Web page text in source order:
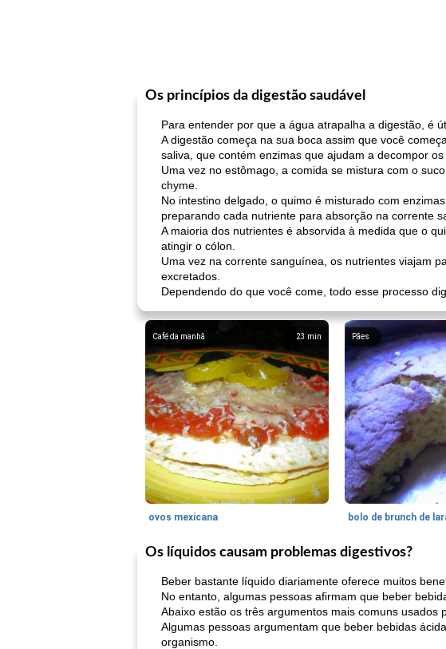
Os princípios da digestão saudável
Para entender por que a água atrapalha a digestão, é
A digestão começa na sua boca assim que você
saliva, que contém enzimas que ajudam a decompor os
Uma vez no estômago, a comida se mistura com o
chyme.
No intestino delgado, o quimo é misturado com
preparando cada nutriente para absorção na corrente
A maioria dos nutrientes é absorvida à medida que o
atingir o cólon.
Uma vez na corrente sanguínea, os nutrientes viajam
excretados.
Dependendo do que você come, todo esse processo
23 min
Café da manhã
ovos mexicana
Pães
bolo de brunch de
Os líquidos causam problemas digestivos?
Beber bastante líquido diariamente oferece muitos
No entanto, algumas pessoas afirmam que beber
Abaixo estão os três argumentos mais comuns
Algumas pessoas argumentam que beber bebidas
organismo.